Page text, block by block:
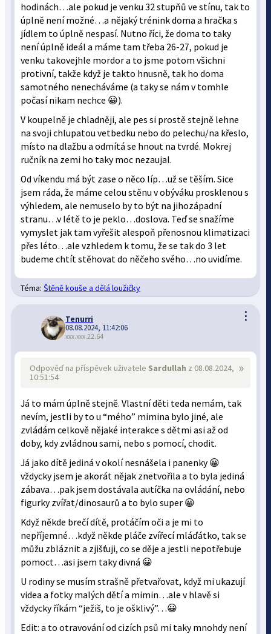
hodinách…ale pokud je venku 32 stupňů ve stínu, tak to
úplně není možné…a nějaký trénink doma a hračka s
jídlem to úplně nespasí. Nutno říci, že doma to taky
není úplně ideál a máme tam třeba 26-27, pokud je
venku takovejhle mordor a to jsme potom všichni
protivní, takže když je takto hnusně, tak ho doma
samotného nenecháváme (a taky se nám v tomhle
počasí nikam nechce 😀).
V koupelně je chladněji, ale pes si prostě stejně lehne
na svoji chlupatou vetbedku nebo do pelechu/na křeslo,
místo na dlažbu a odmítá se hnout na tvrdé. Mokrej
ručník na zemi ho taky moc nezaujal.
Od víkendu má být zase o něco líp…už se těším. Sice
jsem ráda, že máme celou stěnu v obýváku prosklenou s
výhledem, ale nemuselo by to být na jihozápadní
stranu…v létě to je peklo…doslova. Teď se snažíme
vymyslet jak tam vyřešit alespoň přenosnou klimatizaci
přes léto…ale vzhledem k tomu, že se tak do 3 let
budeme chtít stěhovat do něčeho svého…no uvidíme.
Téma:Štěně kouše a dělá loužičky
⋮
Tenurri
08.08.2024, 11:42:06
xxx.xxx.22.64
»
Odpověď na příspěvek uživatele Sardullah z 08.08.2024,
10:51:54
Já to mám úplně stejně. Vlastní děti teda nemám, tak
nevím, jestli by to u “mého” mimina bylo jiné, ale
zvládám celkově nějaké interakce s dětmi asi až od
doby, kdy zvládnou sami, nebo s pomocí, chodit.
Já jako dítě jediná v okolí nesnášela i panenky 😀
vždycky jsem je akorát nějak znetvořila a to byla jediná
zábava…pak jsem dostávala autíčka na ovládání, nebo
figurky zvířat/dinosaurů a to bylo super 😀
Když někde brečí dítě, protáčím oči a je mi to
nepříjemné…když někde pláče zvířecí mláďátko, tak se
můžu zbláznit a zjišťuji, co se děje a jestli nepotřebuje
pomoct…asi jsem taky divná 😀
U rodiny se musím strašně přetvařovat, když mi ukazují
videa a fotky malých dětí a mimin…ale v hlavě si
vždycky říkám “ježiš, to je ošklivý”…😀
Edit: a to otravování od cizích psů mi taky mnohdy není